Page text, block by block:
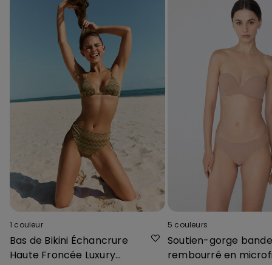
1 couleur
Bas de Bikini Échancrure
Haute Froncée Luxury
5 couleurs
Soutien-gorge
rembourré en